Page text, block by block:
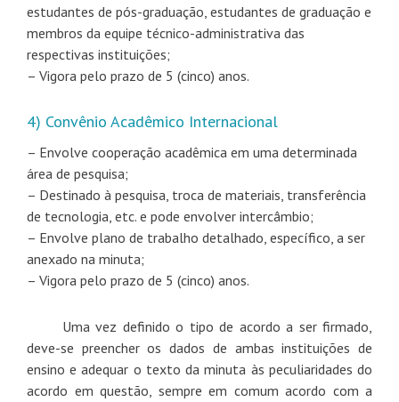
estudantes de pós-graduação, estudantes de graduação e
membros da equipe técnico-administrativa das
respectivas instituições;
– Vigora pelo prazo de 5 (cinco) anos.
4) Convênio Acadêmico Internacional
– Envolve cooperação acadêmica em uma determinada
área de pesquisa;
– Destinado à pesquisa, troca de materiais, transferência
de tecnologia, etc. e pode envolver intercâmbio;
– Envolve plano de trabalho detalhado, específico, a ser
anexado na minuta;
– Vigora pelo prazo de 5 (cinco) anos.
Uma vez definido o tipo de acordo a ser firmado,
deve-se preencher os dados de ambas instituições de
ensino e adequar o texto da minuta às peculiaridades do
acordo em questão, sempre em comum acordo com a